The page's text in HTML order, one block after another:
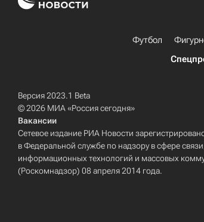
Футбол
Версия 2023.1 Beta
© 2026 МИА «Россия сегодня»
Вакансии
Сетевое издание РИА Новости
в Федеральной службе по надзору в сфере
информационных технологий и массовых
(Роскомнадзор) 08 апреля 2014 года.